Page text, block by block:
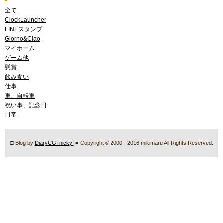
全て
ClockLauncher
LINEスタンプ
Giorno&Ciao
マイホーム
ゲーム他
懸賞
飲み食い
仕事
車、自転車
祝い事、記念日
日常
□ Blog by DiaryCGI nicky! ■ Copyright © 2000 - 2016 mikimaru All Rights Reserved.